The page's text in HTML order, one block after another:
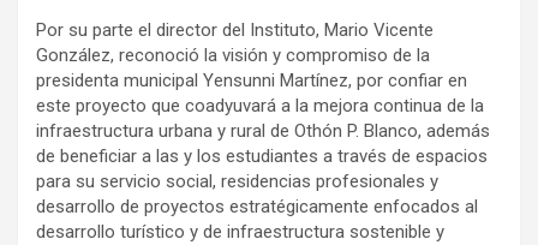
Por su parte el director del Instituto, Mario Vicente
González, reconoció la visión y compromiso de la
presidenta municipal Yensunni Martínez, por confiar en
este proyecto que coadyuvará a la mejora continua de la
infraestructura urbana y rural de Othón P. Blanco, además
de beneficiar a las y los estudiantes a través de espacios
para su servicio social, residencias profesionales y
desarrollo de proyectos estratégicamente enfocados al
desarrollo turístico y de infraestructura sostenible y